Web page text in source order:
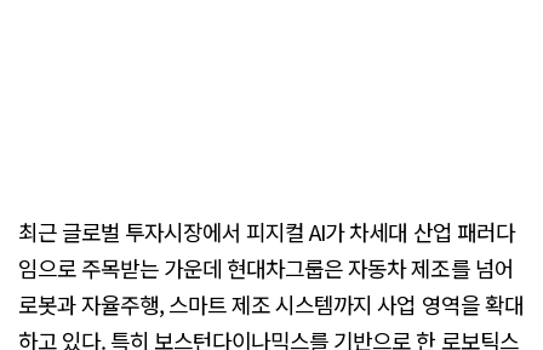
최근 글로벌 투자시장에서 피지컬 AI가 차세대 산업 패러다
임으로 주목받는 가운데 현대차그룹은 자동차 제조를 넘어
로봇과 자율주행, 스마트 제조 시스템까지 사업 영역을 확대
하고 있다. 특히 보스턴다이나믹스를 기반으로 한 로보틱스